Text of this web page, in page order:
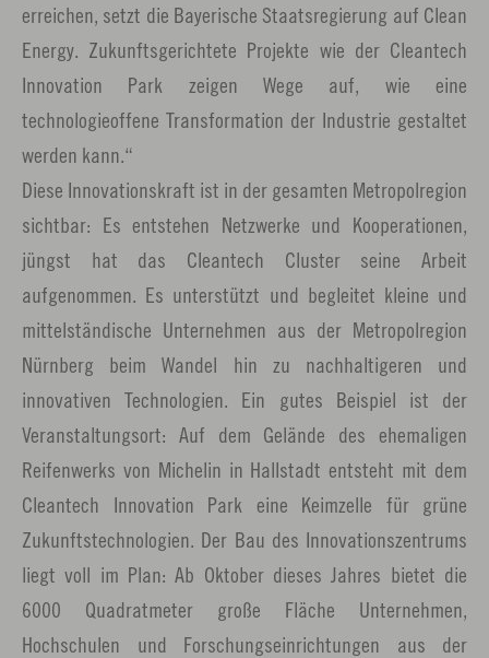
erreichen, setzt die Bayerische Staatsregierung auf Clean
Energy. Zukunftsgerichtete Projekte wie der Cleantech
Innovation Park zeigen Wege auf, wie eine
technologieoffene Transformation der Industrie gestaltet
werden kann.“
Diese Innovationskraft ist in der gesamten Metropolregion
sichtbar: Es entstehen Netzwerke und Kooperationen,
jüngst hat das Cleantech Cluster seine Arbeit
aufgenommen. Es unterstützt und begleitet kleine und
mittelständische Unternehmen aus der Metropolregion
Nürnberg beim Wandel hin zu nachhaltigeren und
innovativen Technologien. Ein gutes Beispiel ist der
Veranstaltungsort: Auf dem Gelände des ehemaligen
Reifenwerks von Michelin in Hallstadt entsteht mit dem
Cleantech Innovation Park eine Keimzelle für grüne
Zukunftstechnologien. Der Bau des Innovationszentrums
liegt voll im Plan: Ab Oktober dieses Jahres bietet die
6000 Quadratmeter große Fläche Unternehmen,
Hochschulen und Forschungseinrichtungen aus der